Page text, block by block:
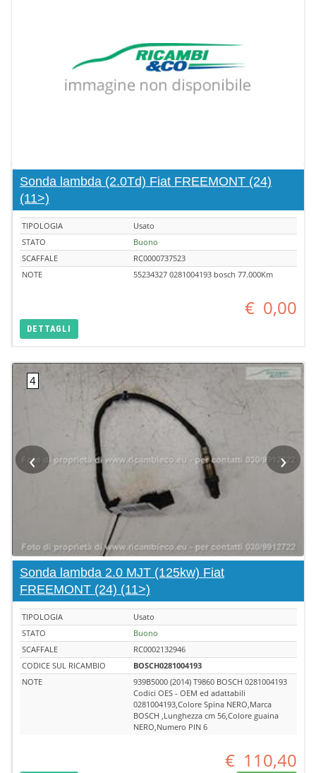
Sonda lambda (2.0Td) Fiat FREEMONT (24)
(11>)
TIPOLOGIA
Usato
STATO
Buono
SCAFFALE
RC0000737523
NOTE
55234327 0281004193 bosch 77.000Km
€ 0,00
DETTAGLI
‹ ›
Sonda lambda 2.0 MJT (125kw) Fiat
FREEMONT (24) (11>)
TIPOLOGIA
Usato
STATO
Buono
SCAFFALE
RC0002132946
CODICE SUL RICAMBIO
BOSCH0281004193
NOTE
939B5000 (2014) T9860 BOSCH 0281004193
Codici OES - OEM ed adattabili
0281004193,Colore Spina NERO,Marca
BOSCH ,Lunghezza cm 56,Colore guaina
NERO,Numero PIN 6
€ 110,40